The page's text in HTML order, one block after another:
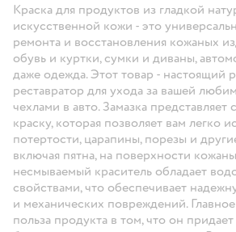
Краска для продуктов из гладкой
искусственной кожи - это
ремонта и восстановления кожаных
обувь и куртки, сумки и диваны,
даже одежда. Этот товар - настоящий
реставратор для ухода за вашей
чехлами в авто. Замазка
краску, которая позволяет вам легко
потертости, царапины, порезы и
включая пятна, на поверхности
несмываемый краситель обладает
свойствами, что обеспечивает
и механических повреждений.
польза продукта в том, что он